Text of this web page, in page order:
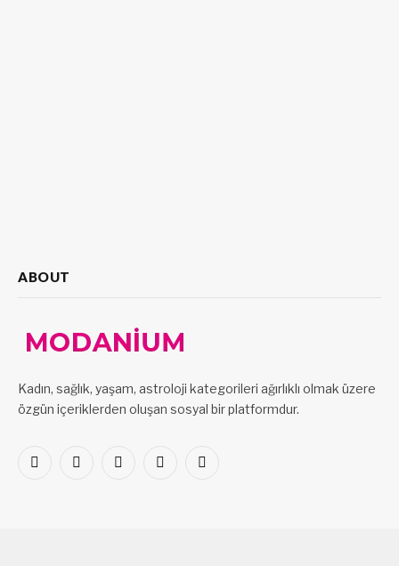
ABOUT
Kadın, sağlık, yaşam, astroloji kategorileri ağırlıklı olmak üzere
özgün içeriklerden oluşan sosyal bir platformdur.
Facebook
X
PinterestLinkedInVKontakte